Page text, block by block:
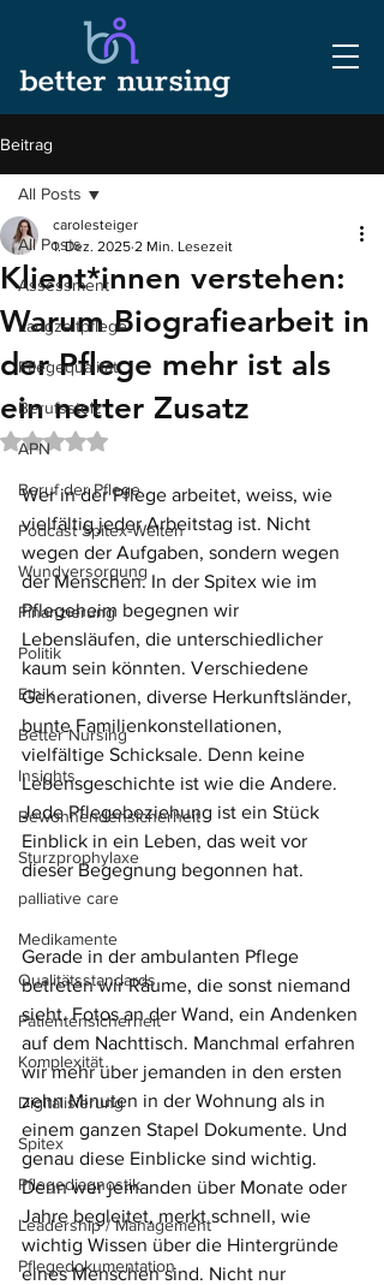
Beitrag
All Posts
Assessment
Langzeitpflege
Pflegequalität
Berufsstolz
APN
Beruf der Pflege
Podcast Spitex-Welten
Wundversorgung
Finanzierung
Politik
Ethik
Better Nursing
Insights
Bewohnendensicherheit
Sturzprophylaxe
palliative care
Medikamente
Qualitätsstandards
Patientensicherheit
Komplexität
Digitalisierung
Spitex
Pflegediagnostik
Leadership / Management
Pflegedokumentation
All Posts
Klient*innen verstehen:
Warum Biografiearbeit in
der Pflege mehr ist als
ein netter Zusatz
carolesteiger
1. Dez. 2025 2 Min. Lesezeit
Mit NaN von 5 Sternen bewertet.
Wer in der Pflege arbeitet, weiss, wie
vielfältig jeder Arbeitstag ist. Nicht
wegen der Aufgaben, sondern wegen
der Menschen. In der Spitex wie im
Pflegeheim begegnen wir
Lebensläufen, die unterschiedlicher
kaum sein könnten. Verschiedene
Generationen, diverse Herkunftsländer,
bunte Familienkonstellationen,
vielfältige Schicksale. Denn keine
Lebensgeschichte ist wie die Andere.
Jede Pflegebeziehung ist ein Stück
Einblick in ein Leben, das weit vor
dieser Begegnung begonnen hat.
Gerade in der ambulanten Pflege
betreten wir Räume, die sonst niemand
sieht. Fotos an der Wand, ein Andenken
auf dem Nachttisch. Manchmal erfahren
wir mehr über jemanden in den ersten
zehn Minuten in der Wohnung als in
einem ganzen Stapel Dokumente. Und
genau diese Einblicke sind wichtig.
Denn wer jemanden über Monate oder
Jahre begleitet, merkt schnell, wie
wichtig Wissen über die Hintergründe
eines Menschen sind. Nicht nur